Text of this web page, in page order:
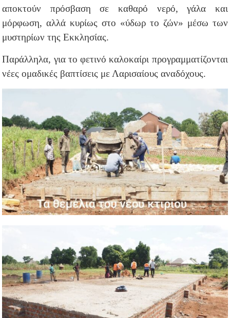
αποκτούν πρόσβαση σε καθαρό νερό, γάλα και
μόρφωση, αλλά κυρίως στο «ύδωρ το ζών» μέσω των
μυστηρίων της Εκκλησίας.
Παράλληλα, για το φετινό καλοκαίρι προγραμματίζονται
νέες ομαδικές βαπτίσεις με Λαρισαίους αναδόχους.